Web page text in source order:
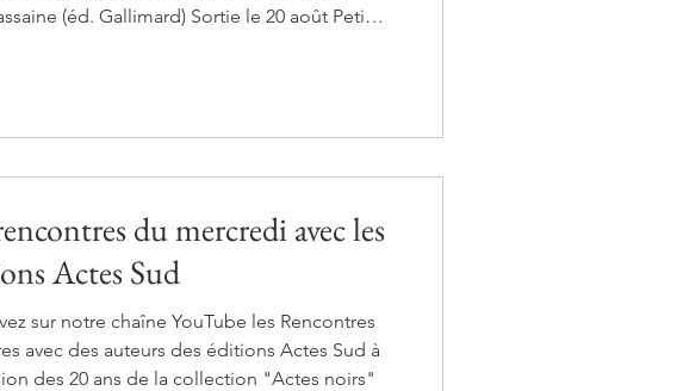
Sortie le 20 août Petit
du mercredi avec les
Actes Sud
sur notre chaîne YouTube les Rencontres
avec des auteurs des éditions Actes Sud à
des 20 ans de la collection "Actes noirs"